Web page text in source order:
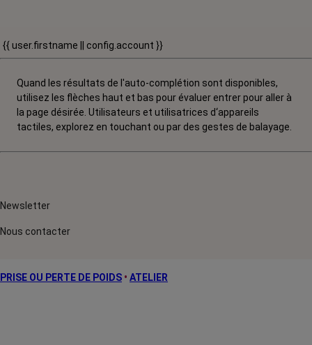
{{ user.firstname || config.account }}
Quand les résultats de l'auto-complétion sont disponibles,
utilisez les flèches haut et bas pour évaluer entrer pour aller à
la page désirée. Utilisateurs et utilisatrices d‘appareils
tactiles, explorez en touchant ou par des gestes de balayage.
Newsletter
Nous contacter
PRISE OU PERTE DE POIDS • ATELIER